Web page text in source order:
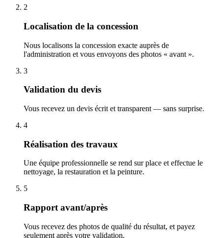
2
Localisation de la concession
Nous localisons la concession exacte auprès de
l'administration et vous envoyons des photos « avant ».
3
Validation du devis
Vous recevez un devis écrit et transparent — sans surprise.
4
Réalisation des travaux
Une équipe professionnelle se rend sur place et effectue le
nettoyage, la restauration et la peinture.
5
Rapport avant/après
Vous recevez des photos de qualité du résultat, et payez
seulement après votre validation.